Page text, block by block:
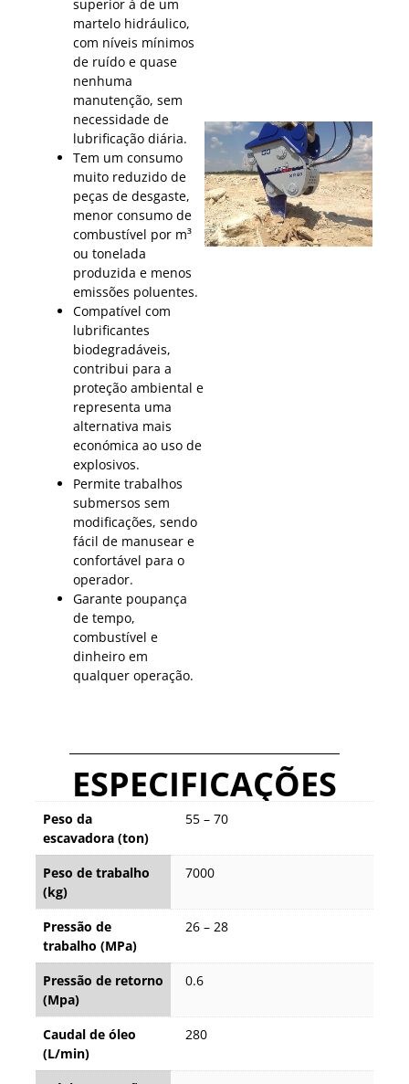
superior à de um
martelo hidráulico,
com níveis mínimos
de ruído e quase
nenhuma
manutenção, sem
necessidade de
lubrificação diária.
Tem um consumo
muito reduzido de
peças de desgaste,
menor consumo de
combustível por m³
ou tonelada
produzida e menos
emissões poluentes.
Compatível com
lubrificantes
biodegradáveis,
contribui para a
proteção ambiental e
representa uma
alternativa mais
económica ao uso de
explosivos.
Permite trabalhos
submersos sem
modificações, sendo
fácil de manusear e
confortável para o
operador.
Garante poupança
de tempo,
combustível e
dinheiro em
qualquer operação.
ESPECIFICAÇÕES
Peso da
escavadora (ton)
55 – 70
Peso de trabalho
(kg)
7000
Pressão de
trabalho (MPa)
26 – 28
Pressão de retorno
(Mpa)
0.6
Caudal de óleo
(L/min)
280